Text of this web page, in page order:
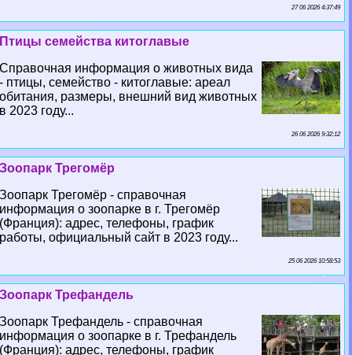
27 06 2026 4:37:49
Птицы семейства китоглавые
Справочная информация о животных вида
- птицы, семейство - китоглавые: ареал
обитания, размеры, внешний вид животных
в 2023 году...
26 06 2026 9:32:12
Зоопарк Трегомёр
Зоопарк Трегомёр - справочная
информация о зоопарке в г. Трегомёр
(Франция): адрес, телефоны, график
работы, официальный сайт в 2023 году...
25 06 2026 10:58:53
Зоопарк Трефандель
Зоопарк Трефандель - справочная
информация о зоопарке в г. Трефандель
(Франция): адрес, телефоны, график